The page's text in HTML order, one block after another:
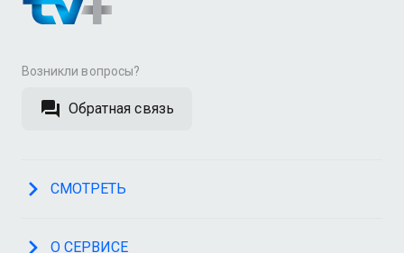
Возникли вопросы?
Обратная связь
СМОТРЕТЬ
О СЕРВИСЕ